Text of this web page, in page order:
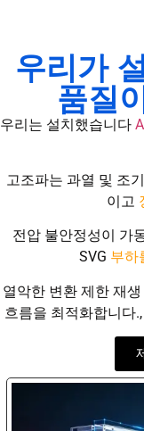
우리가
품질
우리는 설치했습니다
고조파는 과열 및 조
이고
전압 불안정성이 가
SVG 부하
열악한 변환 제한 재
흐름을 최적화합니다.,